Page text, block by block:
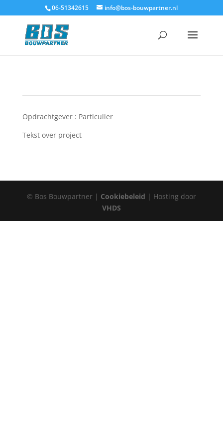
06-51342615 info@bos-bouwpartner.nl
Opdrachtgever : Particulier
Tekst over project
© Bos Bouwpartner | Cookiebeleid | Hosting door
VHDS